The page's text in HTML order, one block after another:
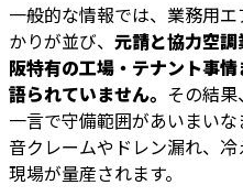
一般的な情報では、業務用
かりが並び、 元請と協力空
阪特有の工場・テナント事
語られていません。 その結
一言で守備範囲があいまい
音クレームやドレン漏れ、
現場が量産されます。